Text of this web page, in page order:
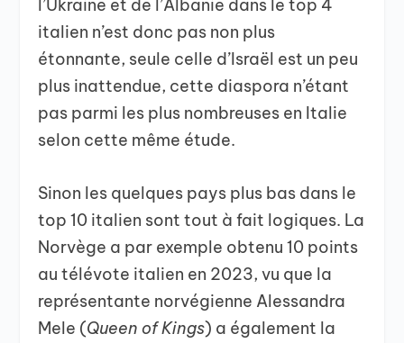
l’Ukraine et de l’Albanie dans le top 4
italien n’est donc pas non plus
étonnante, seule celle d’Israël est un peu
plus inattendue, cette diaspora n’étant
pas parmi les plus nombreuses en Italie
selon cette même étude.
Sinon les quelques pays plus bas dans le
top 10 italien sont tout à fait logiques. La
Norvège a par exemple obtenu 10 points
au télévote italien en 2023, vu que la
représentante norvégienne Alessandra
Mele (Queen of Kings) a également la